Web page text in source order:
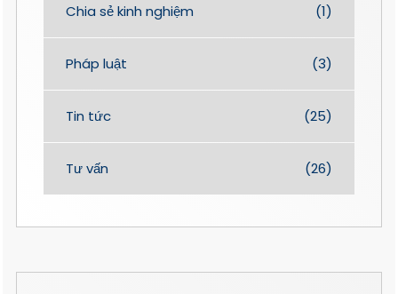
Chia sẻ kinh nghiệm (1)
Pháp luật (3)
Tin tức (25)
Tư vấn (26)